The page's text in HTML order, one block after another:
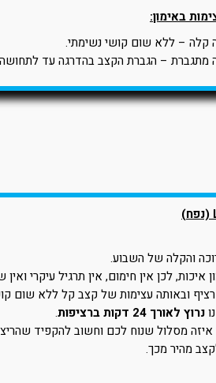
באימון:
קלה – ללא שום קושי נשימתי.
מתגברת – הגברת הקצב בהדרגה עד
והקלה של השבוע.
איכות, לכן אין חימום, אין תרגיל עיקרי ואין
רציף ובאותה עצימות של קצב קל ללא שום
נרוץ לאורך 24 דקות ברציפות
.
איזה מסלול שנוח לכם וחשוב להקפיד
מהיר מכך.